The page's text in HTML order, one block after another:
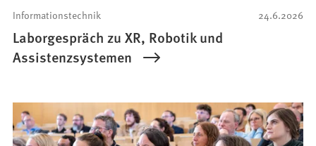
24.6.2026
Informationstechnik
Laborgespräch zu XR, Robotik und
Assistenzsystemen